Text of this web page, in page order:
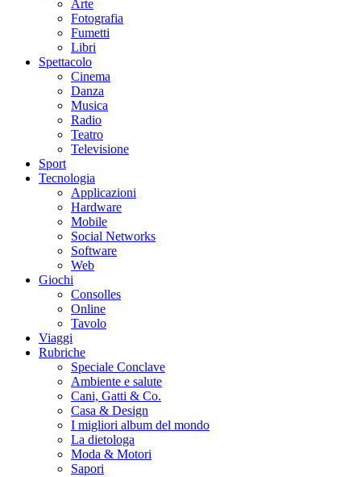
Arte
Fotografia
Fumetti
Libri
Spettacolo
Cinema
Danza
Musica
Radio
Teatro
Televisione
Sport
Tecnologia
Applicazioni
Hardware
Mobile
Social Networks
Software
Web
Giochi
Consolles
Online
Tavolo
Viaggi
Rubriche
Speciale Conclave
Ambiente e salute
Cani, Gatti & Co.
Casa & Design
I migliori album del mondo
La dietologa
Moda & Motori
Sapori